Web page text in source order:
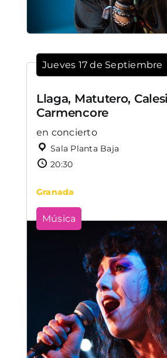
Jueves 17 de Septiembre
Llaga, Matutero,
Carmencore
en concierto
Sala Planta Baja
20:30
Granada
Música